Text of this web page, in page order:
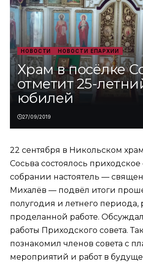
НОВОСТИ НОВОСТИ ЕПАРХИИ
Храм в посёлке
отметит 25-
юбилей
27/09/2019
22 сентября в Никольском
Сосьва состоялось
собрании настоятель —
Михалёв — подвёл итоги
полугодия и летнего периода,
проделанной работе.
работы Приходского совета.
познакомил членов совета с
мероприятий и работ в